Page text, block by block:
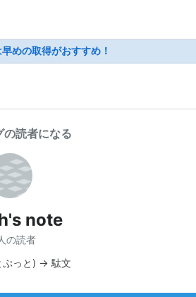
めの取得がおすすめ！
の読者になる
note
の読者
っと) -> 駄文